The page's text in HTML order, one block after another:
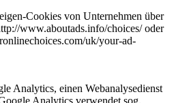
Cookies von Unternehmen über
www.aboutads.info/choices/ oder
uk/your-ad-
Analytics, einen Webanalysedienst